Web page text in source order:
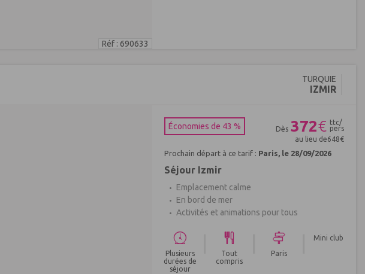
Réf : 690633
TURQUIE
IZMIR
Économies de 43 % Dès 372€ ttc/
pers
au lieu de648€
Prochain départ à ce tarif : Paris, le 28/09/2026
Séjour Izmir
Emplacement calme
En bord de mer
Activités et animations pour tous
Plusieurs
durées de
séjour
Tout
compris
Paris
Mini club